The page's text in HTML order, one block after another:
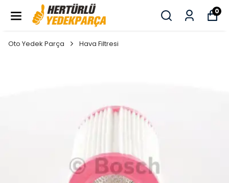
0
Oto Yedek Parça Hava Filtresi